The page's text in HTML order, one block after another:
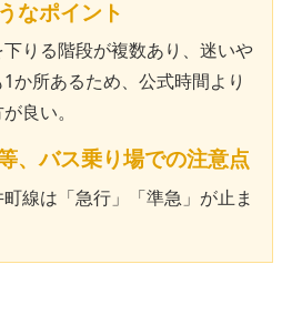
なポイント
りる階段が複数あり、迷いや
か所あるため、公式時間より
良い。
、バス乗り場での注意点
線は「急行」「準急」が止ま